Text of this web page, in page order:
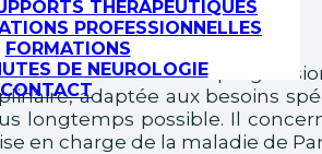
THÉRAPEUTIQUES
PROFESSIONNELLES
FORMATIONS
DE NEUROLOGIE
CONTACT
en fonction de la
adaptée aux besoins
longtemps possible. Il
en charge de la maladie de